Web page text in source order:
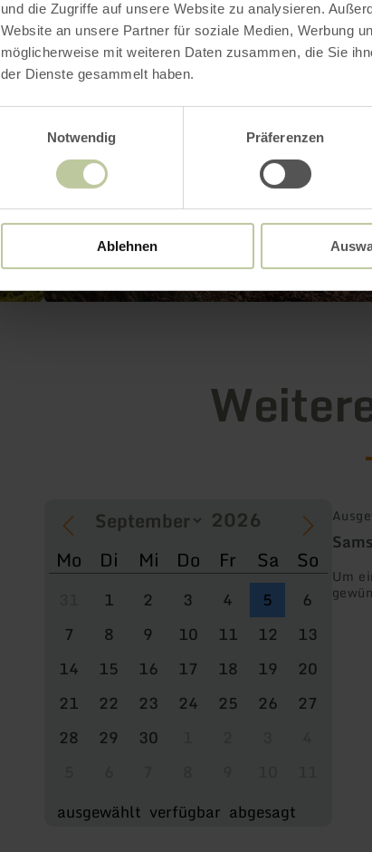
und die Zugriffe auf unsere Website zu analysieren.
Website an unsere Partner für soziale Medien, Werbung
möglicherweise mit weiteren Daten zusammen, die Sie
der Dienste gesammelt haben.
Notwendig
Präferenzen
Ablehnen
Mo Di Mi Do Fr Sa So
1 2 3 4 5
6
7
8 9 10 11 12
13
14
15 16 17 18 19
20
21
22 23 24 25 26
27
28
29 30
ausgewählt verfügbar abgesagt
Um